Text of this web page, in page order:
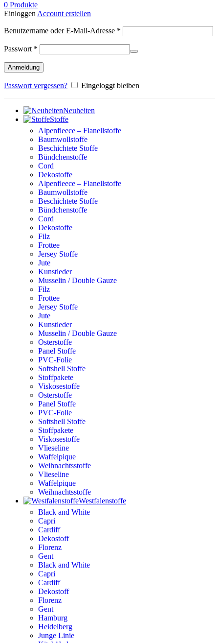
0 Produkte
Einloggen Account erstellen
Benutzername oder E-Mail-Adresse *
Passwort *
Anmeldung
Passwort vergessen? Eingeloggt bleiben
Neuheiten
Stoffe
Alpenfleece – Flanellstoffe
Baumwollstoffe
Beschichtete Stoffe
Bündchenstoffe
Cord
Dekostoffe
Alpenfleece – Flanellstoffe
Baumwollstoffe
Beschichtete Stoffe
Bündchenstoffe
Cord
Dekostoffe
Filz
Frottee
Jersey Stoffe
Jute
Kunstleder
Musselin / Double Gauze
Filz
Frottee
Jersey Stoffe
Jute
Kunstleder
Musselin / Double Gauze
Osterstoffe
Panel Stoffe
PVC-Folie
Softshell Stoffe
Stoffpakete
Viskosestoffe
Osterstoffe
Panel Stoffe
PVC-Folie
Softshell Stoffe
Stoffpakete
Viskosestoffe
Vlieseline
Waffelpique
Weihnachtsstoffe
Vlieseline
Waffelpique
Weihnachtsstoffe
Westfalenstoffe
Black and White
Capri
Cardiff
Dekostoff
Florenz
Gent
Black and White
Capri
Cardiff
Dekostoff
Florenz
Gent
Hamburg
Heidelberg
Junge Linie